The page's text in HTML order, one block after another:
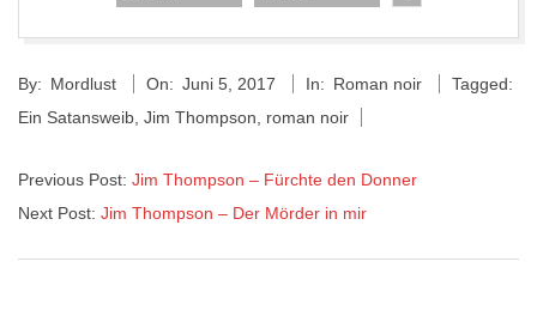
06-
05
By: Mordlust On: Juni 5, 2017 In: Roman noir
Tagged:
Ein Satansweib, Jim Thompson, roman noir
Previous Post: Jim Thompson – Fürchte den Donner
Next Post: Jim Thompson – Der Mörder in mir